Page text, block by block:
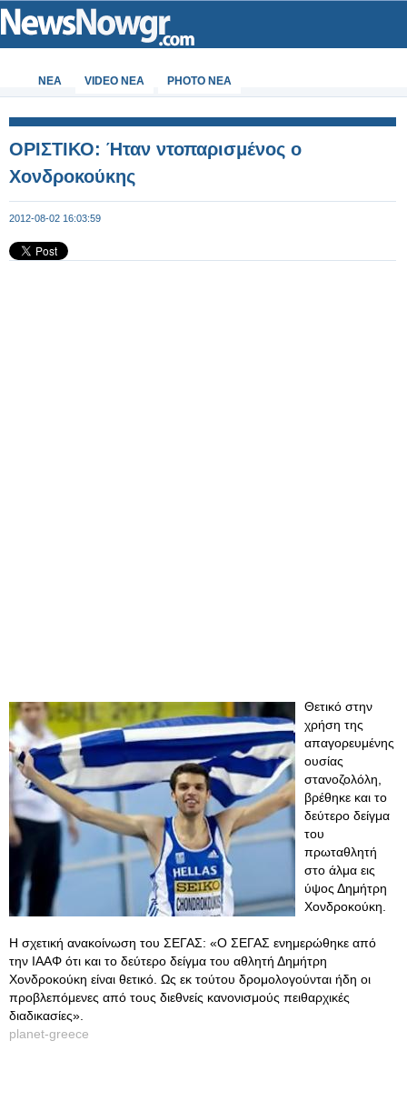
ΝΕΑ VIDEO NEA PHOTO NEA
ΟΡΙΣΤΙΚΟ: Ήταν ντοπαρισμένος ο
Χονδροκούκης
2012-08-02 16:03:59
Θετικό στην
χρήση της
απαγορευμένης
ουσίας
στανοζολόλη,
βρέθηκε και το
δεύτερο δείγμα
του
πρωταθλητή
στο άλμα εις
ύψος Δημήτρη
Χονδροκούκη.
Η σχετική ανακοίνωση του ΣΕΓΑΣ: «Ο ΣΕΓΑΣ ενημερώθηκε από
την ΙΑΑΦ ότι και το δεύτερο δείγμα του αθλητή Δημήτρη
Χονδροκούκη είναι θετικό. Ως εκ τούτου δρομολογούνται ήδη οι
προβλεπόμενες από τους διεθνείς κανονισμούς πειθαρχικές
διαδικασίες».
planet-greece